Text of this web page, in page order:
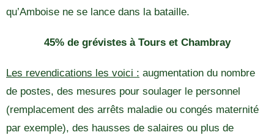
qu’Amboise ne se lance dans la bataille.
45% de grévistes à Tours et Chambray
Les revendications les voici : augmentation du nombre
de postes, des mesures pour soulager le personnel
(remplacement des arrêts maladie ou congés maternité
par exemple), des hausses de salaires ou plus de